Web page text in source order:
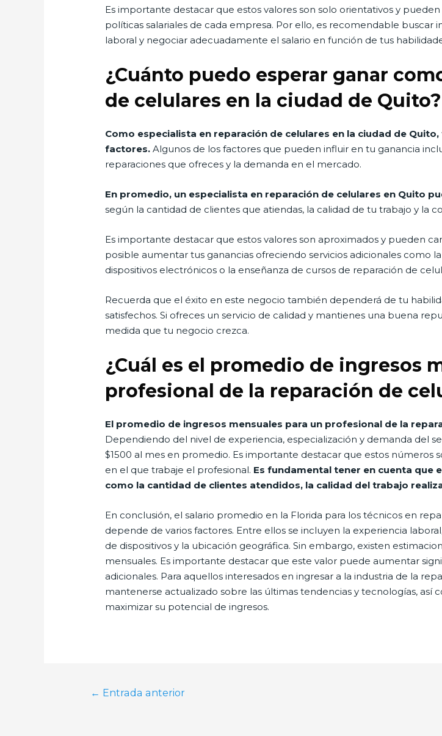
Es importante destacar que estos valores son solo orientativos y
políticas salariales de cada empresa. Por ello, es recomendable
laboral y negociar adecuadamente el salario en función de tus
¿Cuánto puedo esperar ganar
de celulares en la ciudad de Quito?
Como especialista en reparación de celulares en la ciudad de
factores. Algunos de los factores que pueden influir en tu ganancia
reparaciones que ofreces y la demanda en el mercado.
En promedio, un especialista en reparación de celulares en Quito
según la cantidad de clientes que atiendas, la calidad de tu trabajo y la
Es importante destacar que estos valores son aproximados y pueden
posible aumentar tus ganancias ofreciendo servicios adicionales como
dispositivos electrónicos o la enseñanza de cursos de reparación de
Recuerda que el éxito en este negocio también dependerá de tu
satisfechos. Si ofreces un servicio de calidad y mantienes una buena
medida que tu negocio crezca.
¿Cuál es el promedio de ingresos
profesional de la reparación de
El promedio de ingresos mensuales para un profesional de la
Dependiendo del nivel de experiencia, especialización y demanda del
$1500 al mes en promedio. Es importante destacar que estos números
en el que trabaje el profesional. Es fundamental tener en cuenta que
como la cantidad de clientes atendidos, la calidad del trabajo
En conclusión, el salario promedio en la Florida para los técnicos en
depende de varios factores. Entre ellos se incluyen la experiencia
de dispositivos y la ubicación geográfica. Sin embargo, existen
mensuales. Es importante destacar que este valor puede aumentar
adicionales. Para aquellos interesados en ingresar a la industria de la
mantenerse actualizado sobre las últimas tendencias y tecnologías, así
maximizar su potencial de ingresos.
Navegación
← Entrada anterior